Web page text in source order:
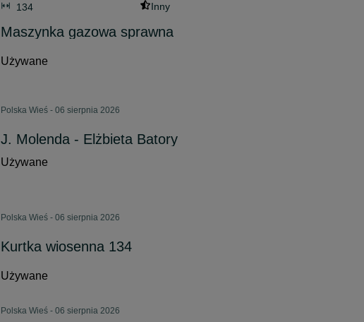
134 Inny
Maszynka gazowa sprawna
Używane
Polska Wieś - 06 sierpnia 2026
J. Molenda - Elżbieta Batory
Używane
Polska Wieś - 06 sierpnia 2026
Kurtka wiosenna 134
Używane
Polska Wieś - 06 sierpnia 2026